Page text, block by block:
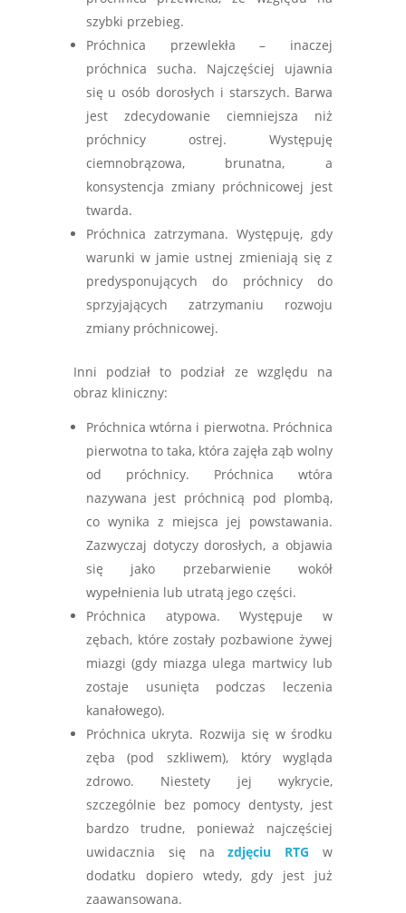
szybki przebieg.
Próchnica przewlekła – inaczej
próchnica sucha. Najczęściej ujawnia
się u osób dorosłych i starszych. Barwa
jest zdecydowanie ciemniejsza niż
próchnicy ostrej. Występuję
ciemnobrązowa, brunatna, a
konsystencja zmiany próchnicowej jest
twarda.
Próchnica zatrzymana. Występuję, gdy
warunki w jamie ustnej zmieniają się z
predysponujących do próchnicy do
sprzyjających zatrzymaniu rozwoju
zmiany próchnicowej.
Inni podział to podział ze względu na
obraz kliniczny:
Próchnica wtórna i pierwotna. Próchnica
pierwotna to taka, która zajęła ząb wolny
od próchnicy. Próchnica wtóra
nazywana jest próchnicą pod plombą,
co wynika z miejsca jej powstawania.
Zazwyczaj dotyczy dorosłych, a objawia
się jako przebarwienie wokół
wypełnienia lub utratą jego części.
Próchnica atypowa. Występuje w
zębach, które zostały pozbawione żywej
miazgi (gdy miazga ulega martwicy lub
zostaje usunięta podczas leczenia
kanałowego).
Próchnica ukryta. Rozwija się w środku
zęba (pod szkliwem), który wygląda
zdrowo. Niestety jej wykrycie,
szczególnie bez pomocy dentysty, jest
bardzo trudne, ponieważ najczęściej
uwidacznia się nazdjęciu RTG w
dodatku dopiero wtedy, gdy jest już
zaawansowana.